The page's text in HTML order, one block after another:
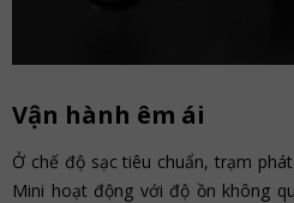
Vận hành êm ái
Ở chế độ sạc tiêu chuẩn, trạm
Mini hoạt động với độ ồn không